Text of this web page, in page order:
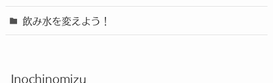
飲み水を変えよう！
Inochinomizu